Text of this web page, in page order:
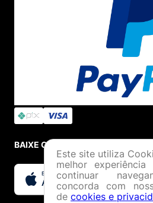
BAIXE O APP
Este site utiliza
melhor
continuar
concorda com
de cookies e